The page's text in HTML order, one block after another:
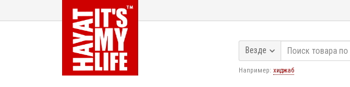
Везде
Например: хиджаб